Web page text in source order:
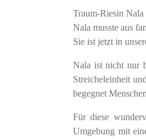
Traum-Riesin Nala
Nala musste aus
Sie ist jetzt in
Nala ist nicht nur
Streicheleinheit
begegnet
Für diese
Umgebung mit